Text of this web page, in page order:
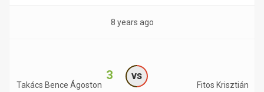
8 years ago
Takács Bence Ágoston
3 vs
Fitos Krisztián